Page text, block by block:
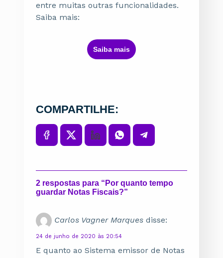
entre muitas outras funcionalidades.
Saiba mais:
ㅤSaiba maisㅤ
COMPARTILHE:
2 respostas para “Por quanto tempo
guardar Notas Fiscais?”
Carlos Vagner Marques disse:
24 de junho de 2020 às 20:54
E quanto ao Sistema emissor de Notas